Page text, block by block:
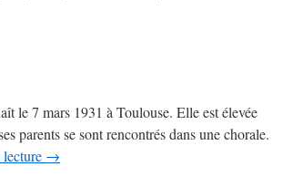
le 7 mars 1931 à Toulouse. Elle est élevée
parents se sont rencontrés dans une chorale.
→